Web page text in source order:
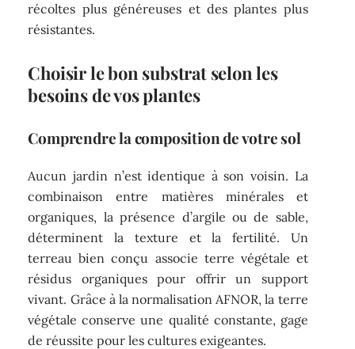
récoltes plus généreuses et des plantes plus
résistantes.
Choisir le bon substrat selon les
besoins de vos plantes
Comprendre la composition de votre sol
Aucun jardin n’est identique à son voisin. La
combinaison entre matières minérales et
organiques, la présence d’argile ou de sable,
déterminent la texture et la fertilité. Un
terreau bien conçu associe terre végétale et
résidus organiques pour offrir un support
vivant. Grâce à la normalisation AFNOR, la terre
végétale conserve une qualité constante, gage
de réussite pour les cultures exigeantes.